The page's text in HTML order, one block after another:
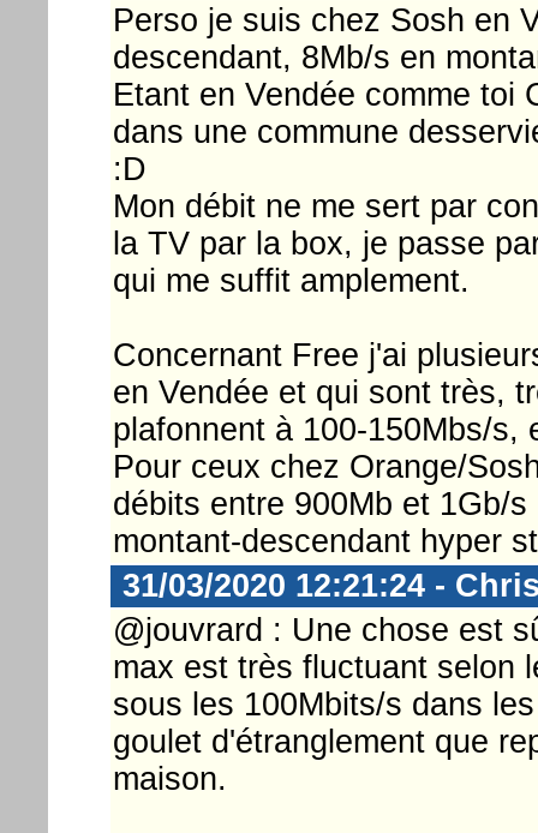
Perso je suis chez Sosh en
descendant, 8Mb/s en
Etant en Vendée comme toi
dans une commune
:D
Mon débit ne me sert par
la TV par la box, je passe
qui me suffit amplement.
Concernant Free j'ai
en Vendée et qui sont très,
plafonnent à 100-150Mbs/s,
Pour ceux chez Orange/
débits entre 900Mb et 1Gb/
montant-descendant hyper
31/03/2020 12:21:24 -
@jouvrard : Une chose est
max est très fluctuant selon
sous les 100Mbits/s dans
goulet d'étranglement que
maison.